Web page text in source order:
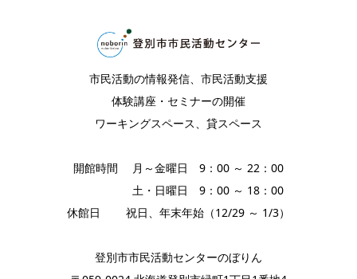
市民活動の情報発信、市民活動支援
体験講座・セミナーの開催
ワーキングスペース、貸スペース
開館時間 月～金曜日 9：00 ～ 22：00
土・日曜日 9：00 ～ 18：00
休館日 祝日、年末年始（12/29 ～ 1/3）
登別市市民活動センターのぼりん